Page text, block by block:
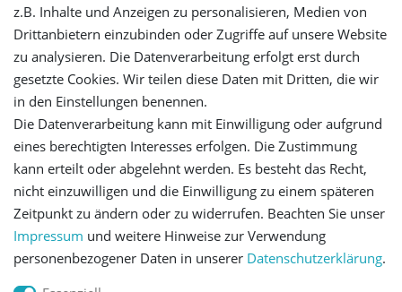
Registrieren
Versandinformationen
Let's stay connected
Impressum Daten­schutz­erklärung AGB
z.B. Inhalte und Anzeigen zu personalisieren, Medien von
Drittanbietern einzubinden oder Zugriffe auf unsere Website
zu analysieren. Die Datenverarbeitung erfolgt erst durch
gesetzte Cookies. Wir teilen diese Daten mit Dritten, die wir
in den Einstellungen benennen.
Die Datenverarbeitung kann mit Einwilligung oder aufgrund
eines berechtigten Interesses erfolgen. Die Zustimmung
kann erteilt oder abgelehnt werden. Es besteht das Recht,
nicht einzuwilligen und die Einwilligung zu einem späteren
Zeitpunkt zu ändern oder zu widerrufen. Beachten Sie unser
Impressum und weitere Hinweise zur Verwendung
personenbezogener Daten in unserer Daten­schutz­erklärung.